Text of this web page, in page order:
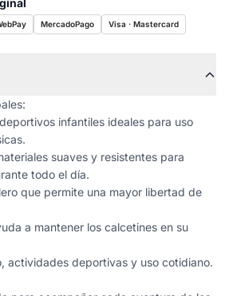
MercadoPago Visa · Mastercard
infantiles ideales para uso
suaves y resistentes para
todo el día.
que permite una mayor libertad de
a mantener los calcetines en su
actividades deportivas y uso cotidiano.